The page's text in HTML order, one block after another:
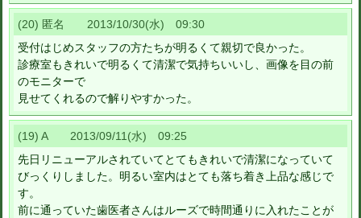
(20) 匿名 2013/10/30(水) 09:30
受付はじめスタッフの方たちが明るくて親切で良かった。
診療室もきれいで明るくて清潔で気持ちいいし、画像を目の前
のモニターで
見せてくれるので解りやすかった。
(19) A 2013/09/11(水) 09:25
先日リニューアルされていてとてもきれいで清潔になっていて
びっくりしました。明るい室内はとても落ち着き上品な感じで
す。
前に通っていた歯医者さんはルーズで時間通りに入れたことが